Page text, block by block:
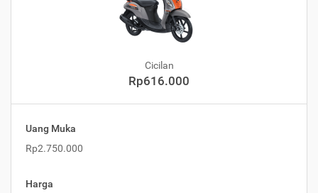
Cicilan
Rp616.000
Uang Muka
Rp2.750.000
Harga